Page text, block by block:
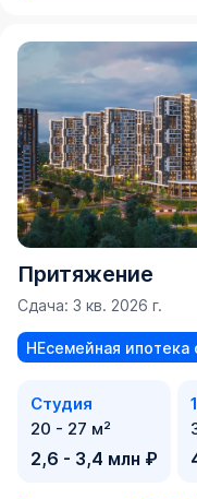
Притяжение
Сдача: 3 кв. 2026 г.
НЕсемейная ипотека
Студия
20 - 27 м²
2,6 - 3,4 млн ₽